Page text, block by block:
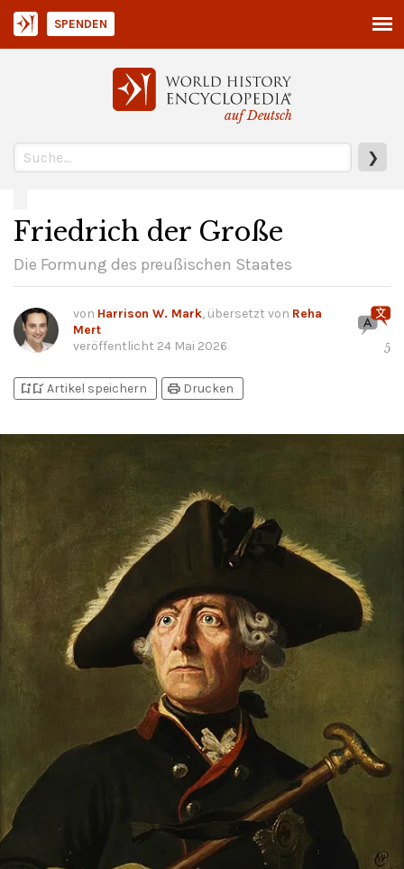
auf Deutsch
❯
SPENDEN
Friedrich der Große
Die Formung des preußischen Staates
von Harrison W. Mark, übersetzt von Reha
Mert
veröffentlicht 24 Mai 2026 5
bookmark_addbookmark_added Artikel speichern print Drucken